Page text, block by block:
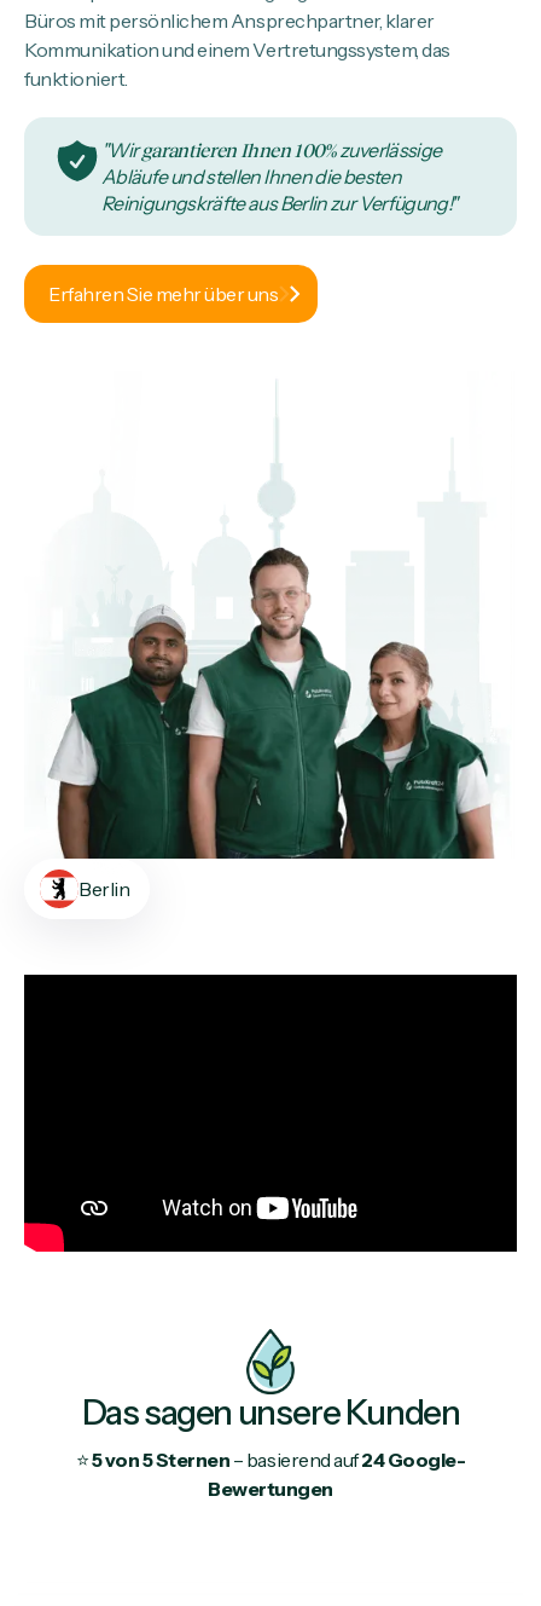
Berlin
Büros mit persönlichem Ansprechpartner, klarer
Kommunikation und einem Vertretungssystem, das
funktioniert.
"Wirgarantieren Ihnen 100%zuverlässige
Abläufe und stellen Ihnen die besten
Reinigungskräfte aus Berlin zur Verfügung!"
Erfahren Sie mehr über uns
Das sagen unsere Kunden
⭐5 von 5 Sternen – basierend auf24 Google-
Bewertungen